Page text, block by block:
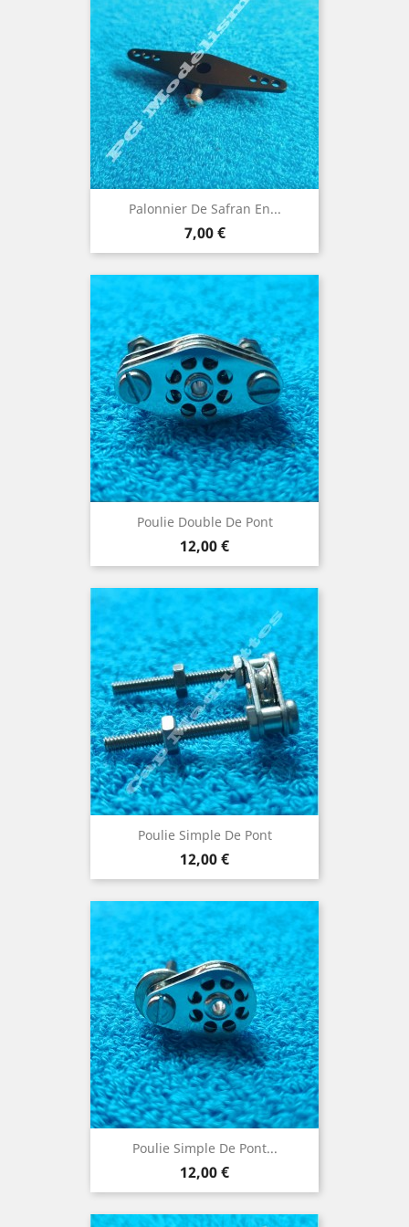
Palonnier De Safran En...
Prix
7,00 €
Poulie Double De Pont
Prix
12,00 €
Poulie Simple De Pont
Prix
12,00 €
Poulie Simple De Pont...
Prix
12,00 €